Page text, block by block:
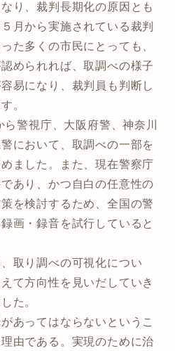
り、裁判長期化の原因とも
月から実施されている裁判
た多くの市民にとっても、
められれば、取調べの様子
易になり、裁判員も判断し
。
警視庁、大阪府警、神奈川
において、取調べの一部を
ました。また、現在警察庁
あり、かつ自白の任意性の
を検討するため、全国の警
画・録音を試行していると
取り調べの可視化につい
て方向性を見いだしていき
た。
あってはならないというこ
由である。実現のために治